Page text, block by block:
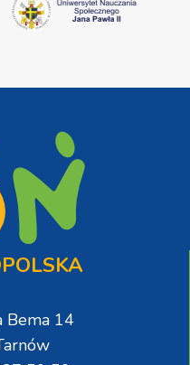
Bema 14